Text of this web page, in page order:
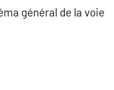
général de la voie